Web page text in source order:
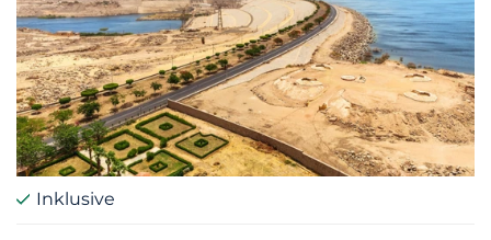
Inklusive